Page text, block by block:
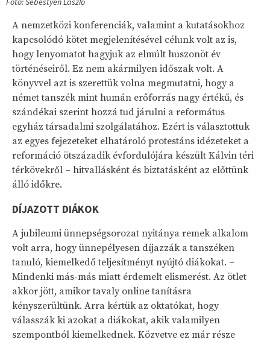
A nemzetközi konferenciák, valamint a kutatásokhoz
kapcsolódó kötet megjelenítésével célunk volt az is,
hogy lenyomatot hagyjuk az elmúlt huszonöt év
történéseiről. Ez nem akármilyen időszak volt. A
könyvvel azt is szerettük volna megmutatni, hogy a
német tanszék mint humán erőforrás nagy értékű, és
szándékai szerint hozzá tud járulni a református
egyház társadalmi szolgálatához. Ezért is választottuk
az egyes fejezeteket elhatároló protestáns idézeteket a
reformáció ötszázadik évfordulójára készült Kálvin téri
térkövekről – hitvallásként és biztatásként az előttünk
álló időkre.
DÍJAZOTT DIÁKOK
A jubileumi ünnepségsorozat nyitánya remek alkalom
volt arra, hogy ünnepélyesen díjazzák a tanszéken
tanuló, kiemelkedő teljesítményt nyújtó diákokat. –
Mindenki más-más miatt érdemelt elismerést. Az ötlet
akkor jött, amikor tavaly online tanításra
kényszerültünk. Arra kértük az oktatókat, hogy
válasszák ki azokat a diákokat, akik valamilyen
szempontból kiemelkednek. Közvetve ez már része